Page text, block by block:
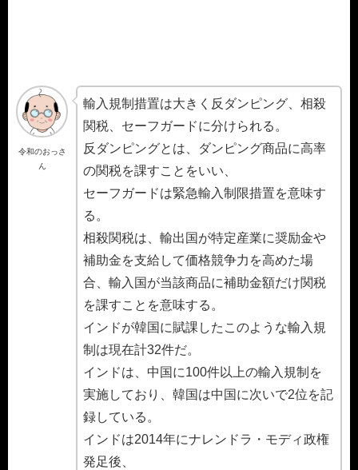
令和のおっさ
ん
輸入規制措置は大きく反ダンピング、相殺
関税、セーフガードに分けられる。
反ダンピングとは、ダンピング商品に高率
の関税を課すことをいい、
セーフガードは緊急輸入制限措置を意味す
る。
相殺関税は、輸出国が特定産業に奨励金や
補助金を支給して価格競争力を高めた場
合、輸入国が当該商品に補助金額だけ関税
を課すことを意味する。
インドが韓国に賦課したこのような輸入規
制は現在計32件だ。
インドは、中国に100件以上の輸入規制を
実施しており、韓国は中国に次いで2位を記
録している。
インドは2014年にナレンドラ・モディ政権
発足後、